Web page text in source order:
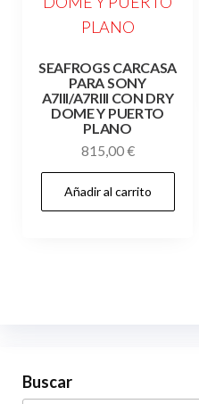
SEAFROGS CARCASA
PARA SONY
A7III/A7RIII CON DRY
DOME Y PUERTO
PLANO
815,00€
Añadir al carrito
Buscar